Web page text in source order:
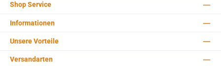
Shop Service
Informationen
Unsere Vorteile
Versandarten